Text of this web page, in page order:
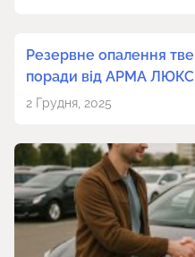
Резервне опалення
поради від АРМА ЛЮКС
2 Грудня, 2025